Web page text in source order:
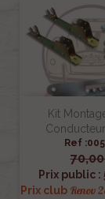
Kit
Ref
Prix public :
Prix club Renov